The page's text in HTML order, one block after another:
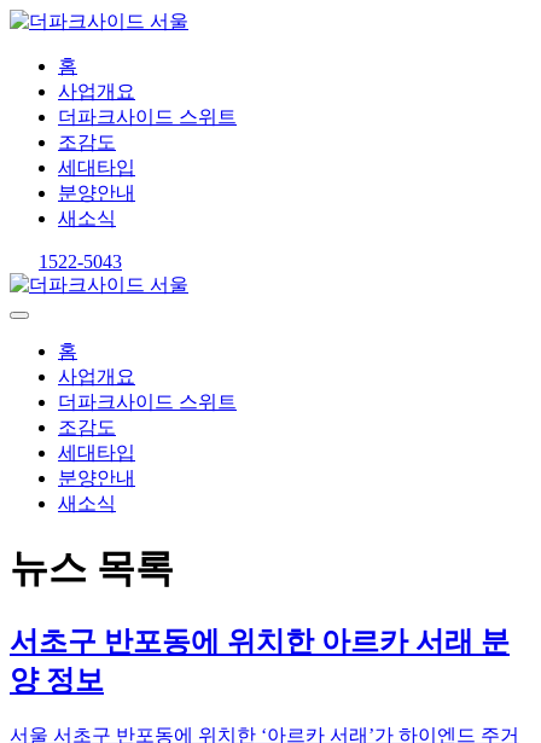
홈
사업개요
더파크사이드 스위트
조감도
세대타입
분양안내
새소식
1522-5043
홈
사업개요
더파크사이드 스위트
조감도
세대타입
분양안내
새소식
뉴스 목록
서초구 반포동에 위치한 아르카 서래 분
양 정보
서울 서초구 반포동에 위치한 ‘아르카 서래’가 하이엔드 주거